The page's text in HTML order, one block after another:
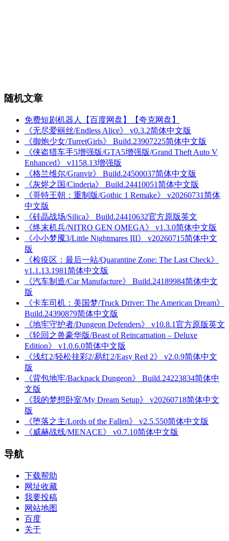
随机文章
免费短剧机器人【百度网盘】【夸克网盘】
《无尽爱丽丝/Endless Alice》 v0.3.2简体中文版
《御炮少女/TurretGirls》 Build.23907225简体中文版
《侠盗猎车手5增强版/GTA5增强版/Grand Theft Auto V
Enhanced》 v1158.13增强版
《格兰维尔/Granvir》 Build.24500037简体中文版
《灰烬之国/Cinderia》 Build.24410051简体中文版
《哥特王朝：重制版/Gothic 1 Remake》 v20260731简体
中文版
《硅晶战场/Silica》 Build.24410632官方原版英文
《终末机兵/NITRO GEN OMEGA》 v1.3.0简体中文版
《小小梦魇3/Little Nightmares III》 v20260715简体中文
版
《检疫区：最后一站/Quarantine Zone: The Last Check》
v1.1.13.1981简体中文版
《汽车制造/Car Manufacture》 Build.24189984简体中文
版
《卡车司机：美国梦/Truck Driver: The American Dream》
Build.24390879简体中文版
《地牢守护者/Dungeon Defenders》 v10.8.1官方原版英文
《轮回之兽豪华版/Beast of Reincarnation – Deluxe
Edition》 v1.0.6.0简体中文版
《浅红2/轻松挂彩2/易红2/Easy Red 2》 v2.0.9简体中文
版
《背包地牢/Backpack Dungeon》 Build.24223834简体中
文版
《我的梦想卧室/My Dream Setup》 v20260718简体中文
版
《堕落之主/Lords of the Fallen》 v2.5.550简体中文版
《威赫战线/MENACE》 v0.7.10简体中文版
导航
下载帮助
网址收藏
我要投稿
网站地图
百度
关于